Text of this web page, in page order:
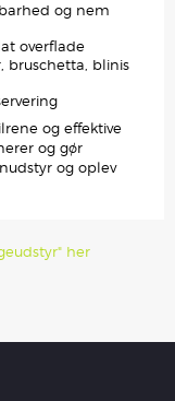
og nem
overflade
bruschetta, blinis
og effektive
og gør
og oplev
her